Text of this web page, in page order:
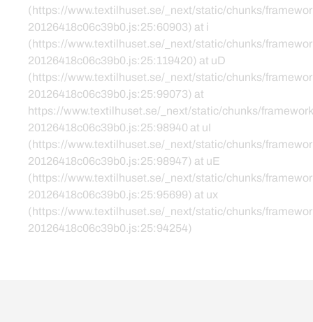
(https://www.textilhuset.se/_next/static/chunks/
20126418c06c39b0.js:25:60903) at i
(https://www.textilhuset.se/_next/static/chunks/
20126418c06c39b0.js:25:119420) at uD
(https://www.textilhuset.se/_next/static/chunks/
20126418c06c39b0.js:25:99073) at
https://www.textilhuset.se/_next/static/chunks/
20126418c06c39b0.js:25:98940 at uI
(https://www.textilhuset.se/_next/static/chunks/
20126418c06c39b0.js:25:98947) at uE
(https://www.textilhuset.se/_next/static/chunks/
20126418c06c39b0.js:25:95699) at ux
(https://www.textilhuset.se/_next/static/chunks/
20126418c06c39b0.js:25:94254)